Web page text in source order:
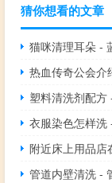
猜你想看的文章
猫咪清理耳朵 -
热血传奇公会介
塑料清洗剂配方
衣服染色怎样洗
管道内壁清洗 -